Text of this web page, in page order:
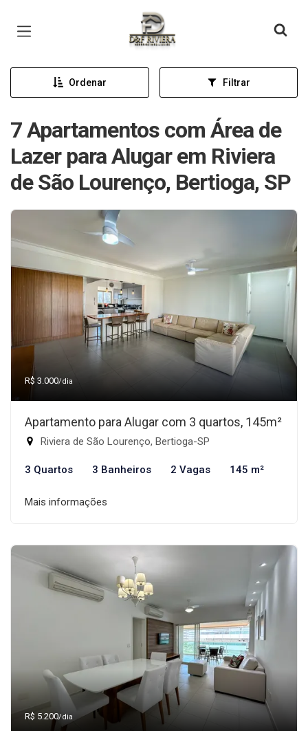
Página inicial
Ordenar Filtrar
7 Apartamentos com Área de
Lazer para Alugar em Riviera
de São Lourenço, Bertioga, SP
R$ 3.000/dia
Apartamento para Alugar com 3 quartos, 145m²
Riviera de São Lourenço, Bertioga-SP
3 Quartos 3 Banheiros 2 Vagas 145 m²
Mais informações
R$ 5.200/dia